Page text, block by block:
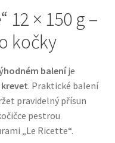
s nordickou kvalitou
12 × 150 g –
kočky
baleníje
. Praktické balení
pravidelný přísun
pestrou
„Le Ricette“.